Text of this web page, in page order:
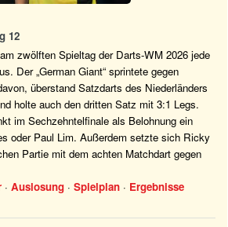
12
zwölften Spieltag der Darts-WM 2026 jede
Der „German Giant“ sprintete gegen
überstand Satzdarts des Niederländers
holte auch den dritten Satz mit 3:1 Legs.
im Sechzehntelfinale als Belohnung ein
oder Paul Lim. Außerdem setzte sich Ricky
Partie mit dem achten Matchdart gegen
· Auslosung · Spielplan · Ergebnisse